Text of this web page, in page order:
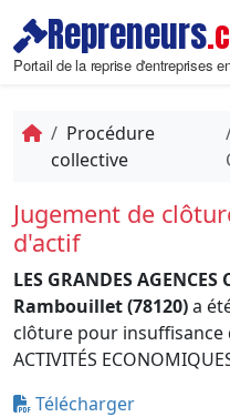
Repreneurs
Portail de la reprise d'entreprises
Procédure
collective
Jugement de
d'actif
LES GRANDES AGENCES
Rambouillet (78120)a
clôture pour insuffisance
ACTIVITÉS
Télécharger